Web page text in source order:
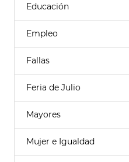
Educación
Empleo
Fallas
Feria de Julio
Mayores
Mujer e Igualdad